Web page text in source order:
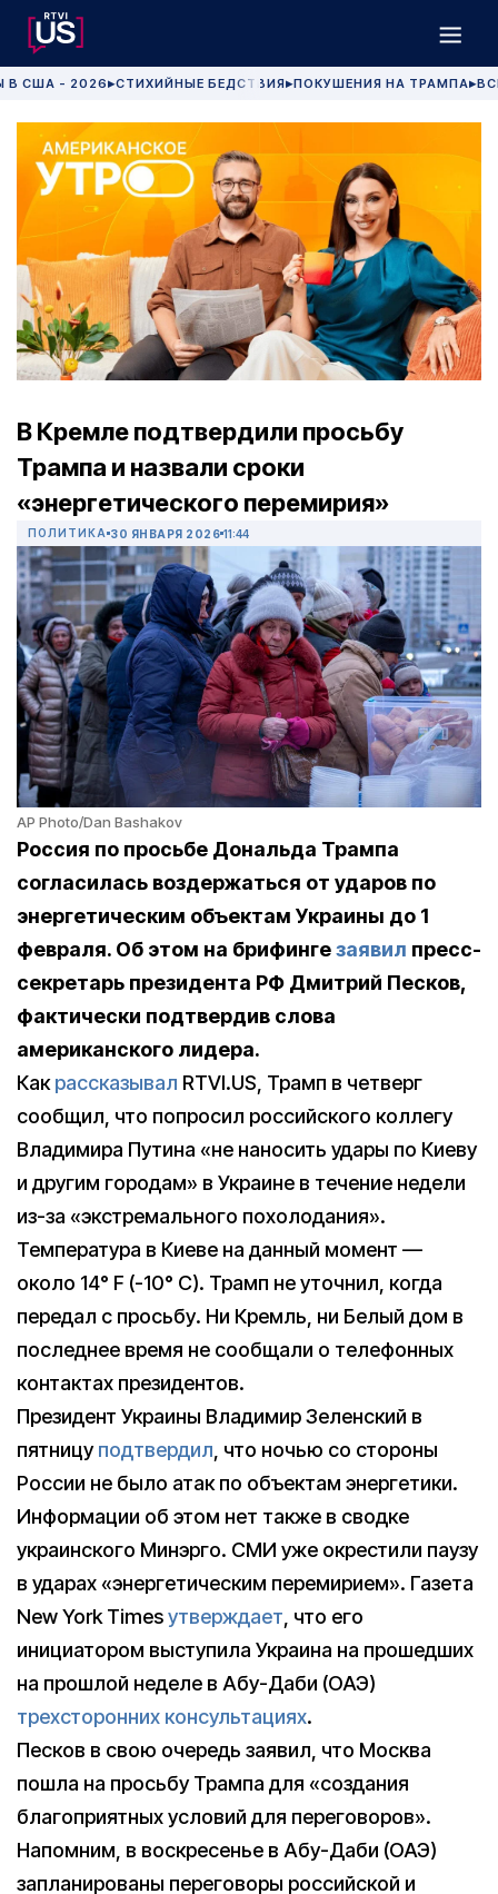
В США - 2026 ▶СТИХИЙНЫЕ БЕДСТВИЯ▶ПОКУШЕНИЯ НА ТРАМПА▶
В Кремле подтвердили просьбу
Трампа и назвали сроки
«энергетического перемирия»
ПОЛИТИКА 30 ЯНВАРЯ 2026 11:44
AP Photo/Dan Bashakov
Россия по просьбе Дональда Трампа
согласилась воздержаться от ударов по
энергетическим объектам Украины до 1
февраля. Об этом на брифингезаявил пресс-
секретарь президента РФ Дмитрий Песков,
фактически подтвердив слова
американского лидера.
Какрассказывал RTVI.US, Трамп в четверг
сообщил, что попросил российского коллегу
Владимира Путина «не наносить удары по Киеву
и другим городам» в Украине в течение недели
из-за «экстремального похолодания».
Температура в Киеве на данный момент —
около 14° F (-10° C). Трамп не уточнил, когда
передал с просьбу. Ни Кремль, ни Белый дом в
последнее время не сообщали о телефонных
контактах президентов.
Президент Украины Владимир Зеленский в
пятницуподтвердил, что ночью со стороны
России не было атак по объектам энергетики.
Информации об этом нет также в сводке
украинского Минэрго. СМИ уже окрестили паузу
в ударах «энергетическим перемирием». Газета
New York Timesутверждает, что его
инициатором выступила Украина на прошедших
на прошлой неделе в Абу-Даби (ОАЭ)
трехсторонних консультациях.
Песков в свою очередь заявил, что Москва
пошла на просьбу Трампа для «создания
благоприятных условий для переговоров».
Напомним, в воскресенье в Абу-Даби (ОАЭ)
запланированы переговоры российской и